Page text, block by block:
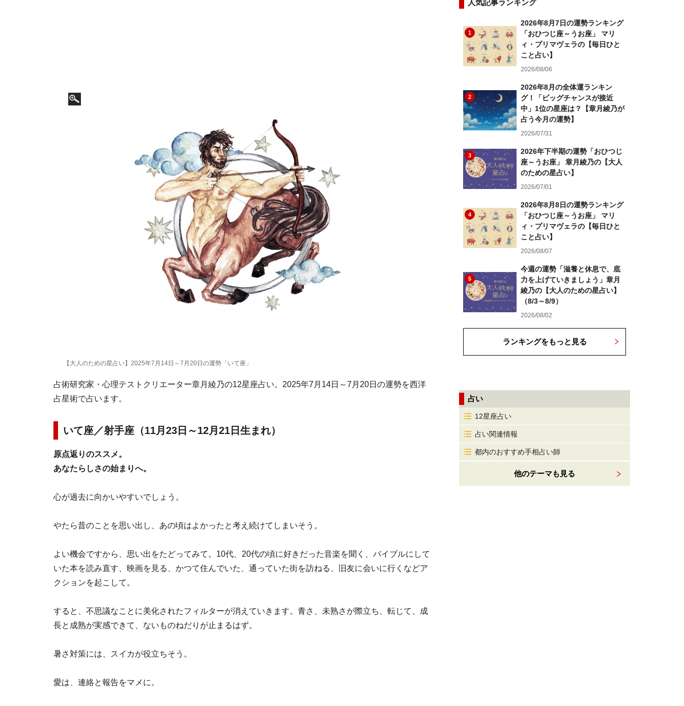
【大人のための星占い】2025年7月14日～7月20日の運勢「いて座」
占術研究家・心理テストクリエーター章月綾乃の12星座占い。2025年7月14日～7月20日の運勢を西洋
占星術で占います。
いて座／射手座（11月23日～12月21日生まれ）
原点返りのススメ。
あなたらしさの始まりへ。
心が過去に向かいやすいでしょう。
やたら昔のことを思い出し、あの頃はよかったと考え続けてしまいそう。
よい機会ですから、思い出をたどってみて。10代、20代の頃に好きだった音楽を聞く、バイブルにして
いた本を読み直す、映画を見る、かつて住んでいた、通っていた街を訪ねる、旧友に会いに行くなどア
クションを起こして。
すると、不思議なことに美化されたフィルターが消えていきます。青さ、未熟さが際立ち、転じて、成
長と成熟が実感できて、ないものねだりが止まるはず。
暑さ対策には、スイカが役立ちそう。
愛は、連絡と報告をマメに。
人気記事ランキング
1
2026年8月7日の運勢ランキング
「おひつじ座～うお座」 マリ
ィ・プリマヴェラの【毎日ひと
こと占い】
2026/08/06
2
2026年8月の全体運ランキン
グ！「ビッグチャンスが接近
中」1位の星座は？【章月綾乃が
占う今月の運勢】
2026/07/31
3
2026年下半期の運勢「おひつじ
座～うお座」 章月綾乃の【大人
のための星占い】
2026/07/01
4
2026年8月8日の運勢ランキング
「おひつじ座～うお座」 マリ
ィ・プリマヴェラの【毎日ひと
こと占い】
2026/08/07
5
今週の運勢「滋養と休息で、底
力を上げていきましょう」章月
綾乃の【大人のための星占い】
（8/3～8/9）
2026/08/02
ランキングをもっと見る
占い
12星座占い
占い関連情報
都内のおすすめ手相占い師
他のテーマも見る